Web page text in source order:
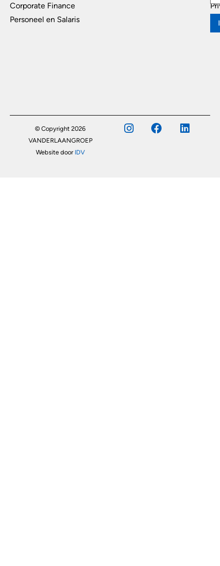
Corporate Finance
Personeel en Salaris
© Copyright 2026
VANDERLAANGROEP
Website door IDV